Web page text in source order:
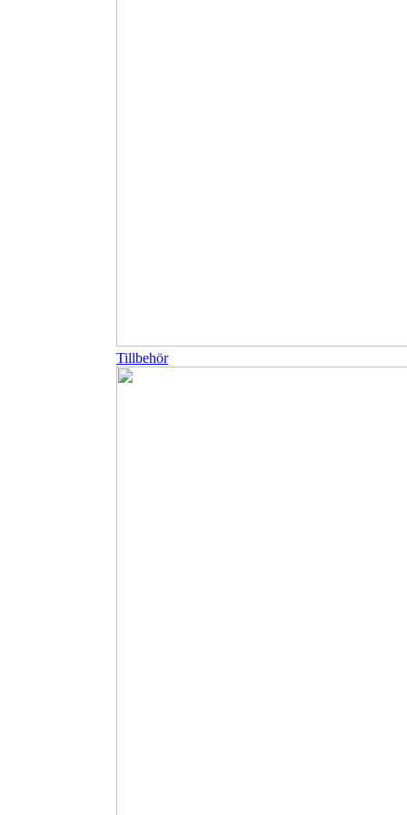
Tillbehör